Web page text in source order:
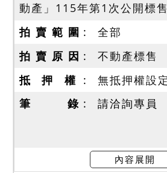
動產」115年第1次公開標
拍 賣 範 圍
全部
拍 賣 原 因
不動產標售
抵 押 權
無抵押權設定
筆 錄
請洽詢專員
內容展開